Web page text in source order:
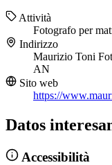
Attività
Fotografo per
Indirizzo
Maurizio Toni
AN
Sito web
https://
Datos
Accessibilità